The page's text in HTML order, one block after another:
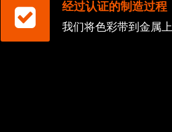
经过认证的制造过程
我们将色彩带到金属上